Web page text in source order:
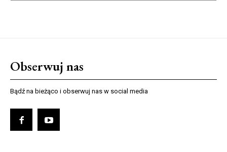
Obserwuj nas
Bądź na bieżąco i obserwuj nas w social media